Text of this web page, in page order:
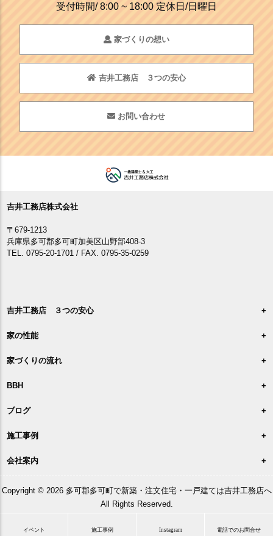
イベント 施工事例 Instagram 電話でのお問合せ
受付時間/ 8:00 ~ 18:00 定休日/日曜日
家づくりの想い
吉井工務店 ３つの安心
お問い合わせ
吉井工務店株式会社
〒679-1213
兵庫県多可郡多可町加美区山野部408-3
TEL. 0795-20-1701 / FAX. 0795-35-0259
吉井工務店 ３つの安心
家の性能
家づくりの流れ
BBH
ブログ
施工事例
会社案内
Copyright © 2026 多可郡多可町で新築・注文住宅・一戸建ては吉井工務店へ
All Rights Reserved.